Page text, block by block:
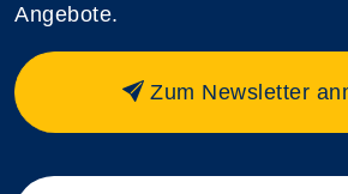
Angebote.
Zum Newsletter